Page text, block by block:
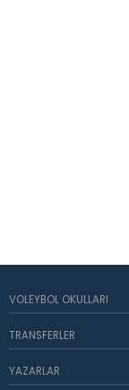
VOLEYBOL OKULLARI
TRANSFERLER
YAZARLAR